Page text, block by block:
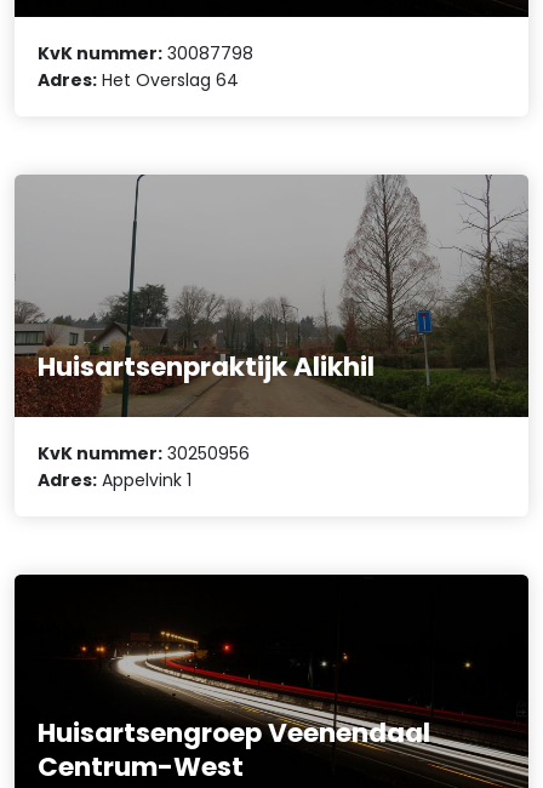
KvK nummer: 30087798
Adres: Het Overslag 64
Huisartsenpraktijk Alikhil
KvK nummer: 30250956
Adres: Appelvink 1
Huisartsengroep Veenendaal
Centrum-West